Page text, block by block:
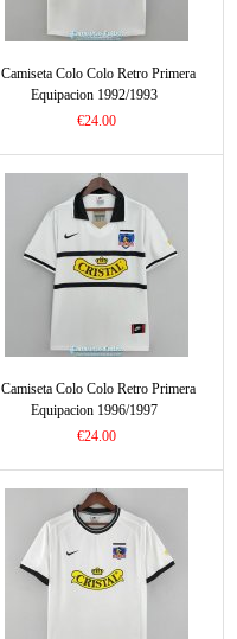
Camiseta Colo Colo Retro Primera
Equipacion 1992/1993
€24.00
Camiseta Colo Colo Retro Primera
Equipacion 1996/1997
€24.00